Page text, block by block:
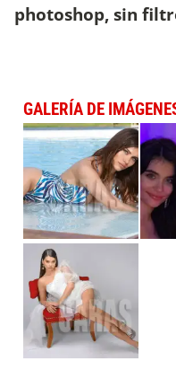
photoshop, sin
GALERÍA DE